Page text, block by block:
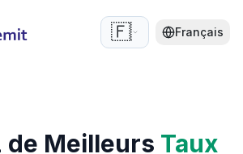
🇫🇷 Français
de Meilleurs Taux